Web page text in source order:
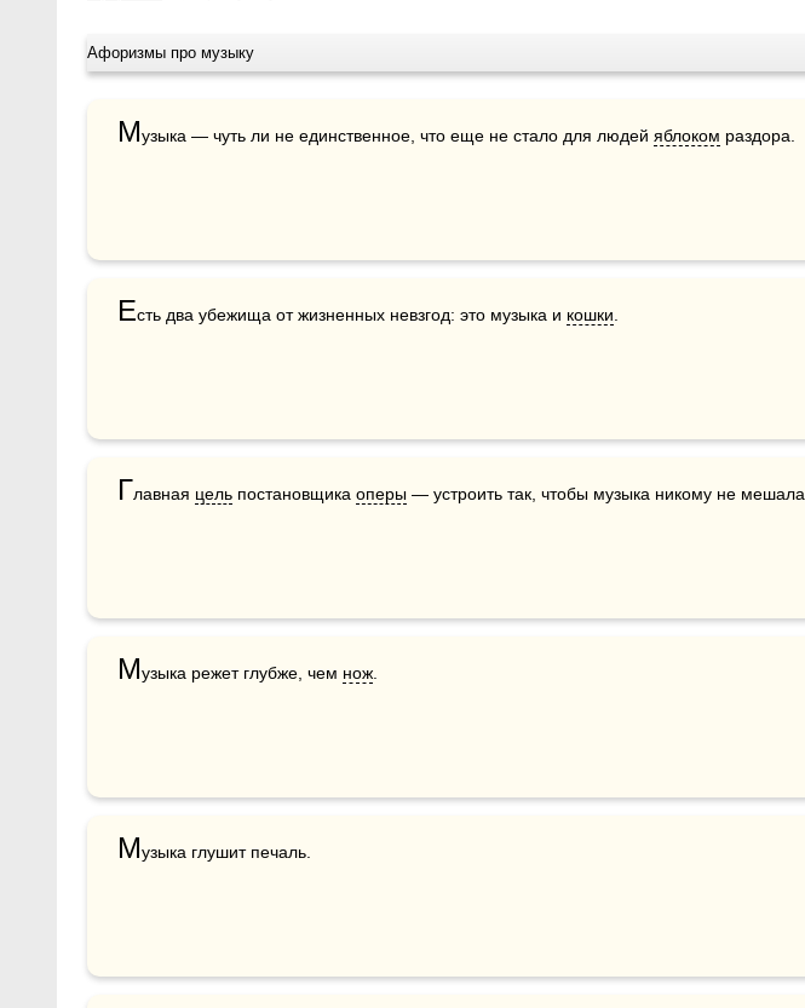
Афоризмы про музыку
Музыка — чуть ли не единственное, что еще не стало для людей яблоком раздора.
Есть два убежища от жизненных невзгод: это музыка и кошки
Главная цель постановщика оперы — устроить так, чтобы музыка никому не мешала.
Музыка режет глубже, чем нож
М